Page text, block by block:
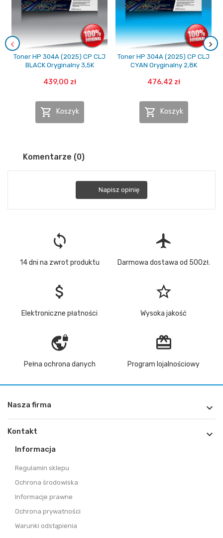
Toner HP 304A (2025) CP CLJ
BLACK Oryginalny 3,5K
439,00 zł
 Koszyk
Toner HP 304A (2025) CP CLJ
CYAN Oryginalny 2,8K
476,42 zł
 Koszyk
Komentarze (0)
Napisz opinię
loop
14 dni na zwrot produktu
flight
Darmowa dostawa od 500zł.
attach_money
Elektroniczne płatności
star_border
Wysoka jakość
vpn_lock
Pełna ochrona danych
redeem
Program lojalnościowy
Nasza firma 
Kontakt 
Informacja
Regulamin sklepu
Ochrona środowiska
Informacje prawne
Ochrona prywatności
Warunki odstąpienia